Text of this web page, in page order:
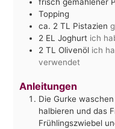
frisch gemahlener
Topping
ca. 2 TL Pistazien
2 EL Joghurt ich
2 TL Olivenöl ich
verwendet
Anleitungen
Die Gurke
halbieren und das
Frühlingszwiebel